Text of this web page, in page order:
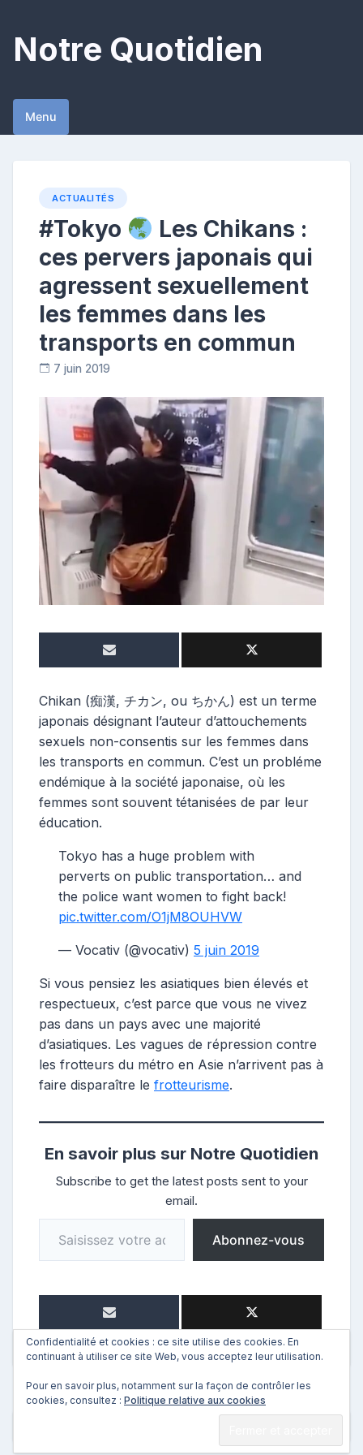
content
Notre Quotidien
Menu
ACTUALITÉS
#Tokyo
Les Chikans :
ces pervers japonais qui
agressent sexuellement
les femmes dans les
transports en commun
7 juin 2019
o
n
r
r
i
c
e
Chikan (痴漢, チカン, ou ちかん) est un terme
japonais désignant l’auteur d’attouchements
sexuels non-consentis sur les femmes dans
les transports en commun. C’est un probléme
endémique à la société japonaise, où les
femmes sont souvent tétanisées de par leur
éducation.
Tokyo has a huge problem with
perverts on public transportation… and
the police want women to fight back!
pic.twitter.com/O1jM8OUHVW
— Vocativ (@vocativ) 5 juin 2019
Si vous pensiez les asiatiques bien élevés et
respectueux, c’est parce que vous ne vivez
pas dans un pays avec une majorité
d’asiatiques. Les vagues de répression contre
les frotteurs du métro en Asie n’arrivent pas à
faire disparaître le frotteurisme.
En savoir plus sur Notre Quotidien
Subscribe to get the latest posts sent to your
email.
Saisissez votre adresse e-mail…
Abonnez-vous
Confidentialité et cookies : ce site utilise des cookies. En
continuant à utiliser ce site Web, vous acceptez leur utilisation.
Pour en savoir plus, notamment sur la façon de contrôler les
cookies, consultez : Politique relative aux cookies